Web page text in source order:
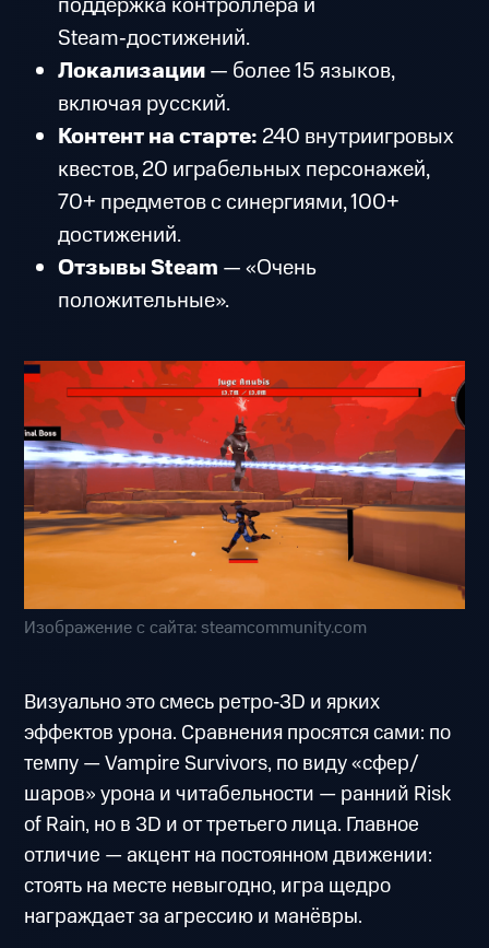
Steam‑достижений.
Локализации— более 15 языков,
включая русский.
Контент на старте: 240 внутриигровых
квестов, 20 играбельных персонажей,
70+ предметов с синергиями, 100+
достижений.
Отзывы Steam — «Очень
положительные».
Изображение с сайта: steamcommunity.com
Визуально это смесь ретро‑3D и ярких
эффектов урона. Сравнения просятся сами: по
темпу — Vampire Survivors, по виду «сфер/
шаров» урона и читабельности — ранний Risk
of Rain, но в 3D и от третьего лица. Главное
отличие — акцент на постоянном движении:
стоять на месте невыгодно, игра щедро
награждает за агрессию и манёвры.